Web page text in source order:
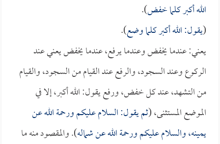
الله أكبر كلما خفض).
(يقول: الله أكبر كلما وضع).
يعني: عندما يخفض وعندما يرفع، عندما يخفض يعني عند
الركوع وعند السجود، والرفع عند القيام من السجود، والقيام
من التشهد، عند كل خفض، ورفع يقول: الله أكبر، إلا في
الموضع المستثنى، (ثم يقول: السلام عليكم ورحمة الله عن
يمينه، والسلام عليكم ورحمة الله عن شماله). والمقصود منه ما